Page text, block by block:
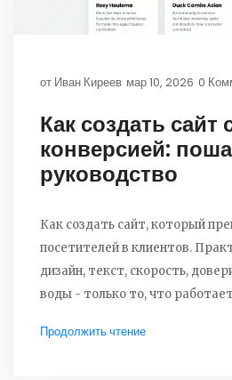
от Иван Киреев мар 10, 2026 0
Как создать сайт
конверсией:
руководство
Как создать сайт, который
посетителей в клиентов.
дизайн, текст, скорость,
воды - только то, что
Продолжить чтение